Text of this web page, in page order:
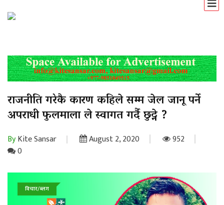
राजनीति गरेकै कारण कहिले सम्म जेल जानू पर्ने
अपराधी फुलमाला ले स्वागत गर्दै छुट्ने ?
ByKite Sansar August 2, 2020
952
0
विचार/ब्लग